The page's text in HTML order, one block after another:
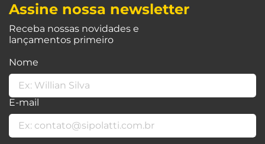
Assine nossa newsletter
Receba nossas novidades e
lançamentos primeiro
Nome
E-mail